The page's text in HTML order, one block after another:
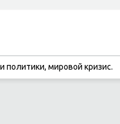
политики, мировой кризис.